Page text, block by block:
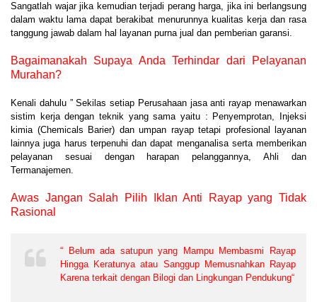
Sangatlah wajar jika kemudian terjadi perang harga, jika ini berlangsung
dalam waktu lama dapat berakibat menurunnya kualitas kerja dan rasa
tanggung jawab dalam hal layanan purna jual dan pemberian garansi.
Bagaimanakah Supaya Anda Terhindar dari Pelayanan
Murahan?
Kenali dahulu ” Sekilas setiap Perusahaan jasa anti rayap menawarkan
sistim kerja dengan teknik yang sama yaitu : Penyemprotan, Injeksi
kimia (Chemicals Barier) dan umpan rayap tetapi profesional layanan
lainnya juga harus terpenuhi dan dapat menganalisa serta memberikan
pelayanan sesuai dengan harapan pelanggannya, Ahli dan
Termanajemen.
Awas Jangan Salah Pilih Iklan Anti Rayap yang Tidak
Rasional
“ Belum ada satupun yang Mampu Membasmi Rayap
Hingga Keratunya atau Sanggup Memusnahkan Rayap
Karena terkait dengan Bilogi dan Lingkungan Pendukung“